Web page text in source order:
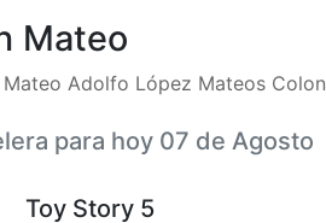
Mateo
Mateo Adolfo López Mateos
para hoy 07 de Agosto
Toy Story 5